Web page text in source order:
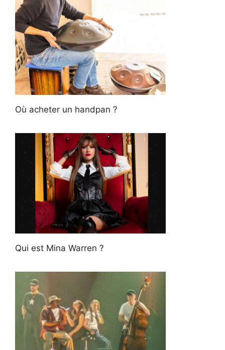
Où acheter un handpan ?
Qui est Mina Warren ?